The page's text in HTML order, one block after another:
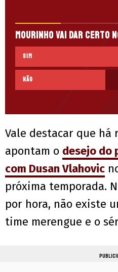
Mourinho vai dar certo
Sim
Não
Vale destacar que há
apontam o desejo do
com Dusan Vlahovic
próxima temporada.
por hora, não existe
time merengue e o